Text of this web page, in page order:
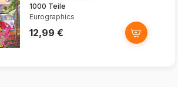
1000 Teile
Eurographics
12,99 €